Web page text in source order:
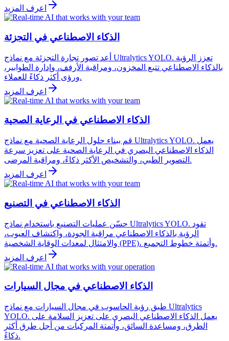
اعرف المزيد
الذكاء الاصطناعي في التجزئة
أعد تصور تجارة التجزئة مع نماذج Ultralytics YOLO. تعزز الرؤية
بالذكاء الاصطناعي تتبع المخزون، ومراقبة الأرفف، وإدارة الطوابير،
ورؤى أكثر ذكاءً للعملاء.
اعرف المزيد
الذكاء الاصطناعي في الرعاية الصحية
قم ببناء حلول الرعاية الصحية مع نماذج Ultralytics YOLO. يعمل
الذكاء الاصطناعي البصري في الرعاية الصحية على تعزيز سرعة
التصوير الطبي، والتشخيص الأكثر ذكاءً، ومراقبة المرضى.
اعرف المزيد
الذكاء الاصطناعي في التصنيع
حسّن عمليات التصنيع باستخدام نماذج Ultralytics YOLO. تقود
الرؤية بالذكاء الاصطناعي مراقبة الجودة، واكتشاف العيوب،
والامتثال لمعدات الوقاية الشخصية (PPE)، وأتمتة خطوط التجميع.
اعرف المزيد
الذكاء الاصطناعي في مجال السيارات
طبق رؤية الحاسوب في مجال السيارات مع نماذج Ultralytics
YOLO. يعمل الذكاء الاصطناعي البصري على تعزيز السلامة على
الطرق، ومساعدة السائق، وأتمتة المركبات من أجل طرق أكثر
ذكاءً.